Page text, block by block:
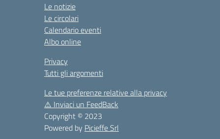
Le notizie
Le circolari
Calendario eventi
Albo online
Privacy
Tutti gli argomenti
Le tue preferenze relative alla privacy
⚠️ Inviaci un FeedBack
Copyright © 2023
Powered by Picieffe Srl